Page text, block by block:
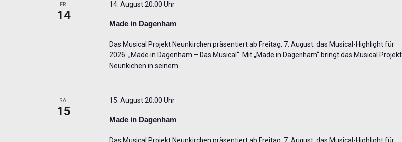
FR.
14
Made in Dagenham
14. August 20:00 Uhr
Das Musical Projekt Neunkirchen präsentiert ab Freitag, 7. August, das Musical-Highlight für
2026: „Made in Dagenham – Das Musical“. Mit „Made in Dagenham“ bringt das Musical Projekt
Neunkichen in seinem…
SA.
15
Made in Dagenham
15. August 20:00 Uhr
Das Musical Projekt Neunkirchen präsentiert ab Freitag, 7. August, das Musical-Highlight für